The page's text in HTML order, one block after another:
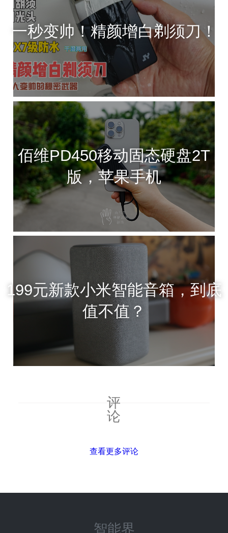
一秒变帅！精颜增白剃须刀！
佰维PD450移动固态硬盘2T
版，苹果手机
199元新款小米智能音箱，到底
值不值？
评
论
查看更多评论
智能界